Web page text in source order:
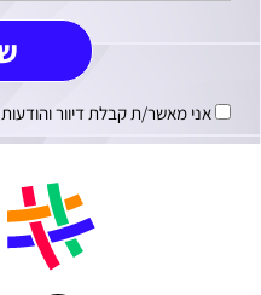
אני מאשר/ת קבלת דיוור והודעות